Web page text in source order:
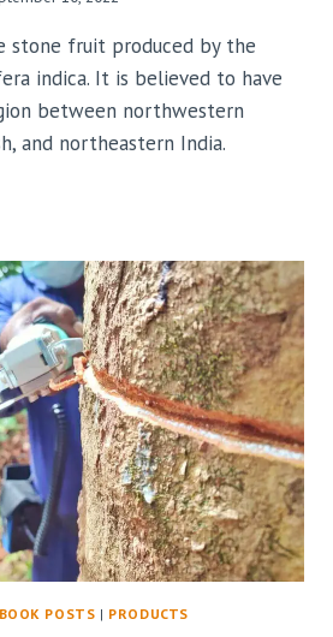
stone fruit produced by the
indica. It is believed to have
between northwestern
and northeastern India.
POSTS | PRODUCTS